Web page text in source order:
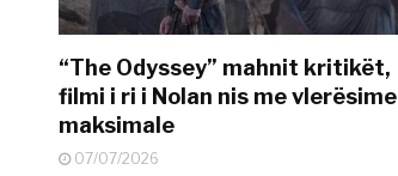
“The Odyssey” mahnit kritikët,
filmi i ri i Nolan nis me vlerësime
maksimale
07/07/2026